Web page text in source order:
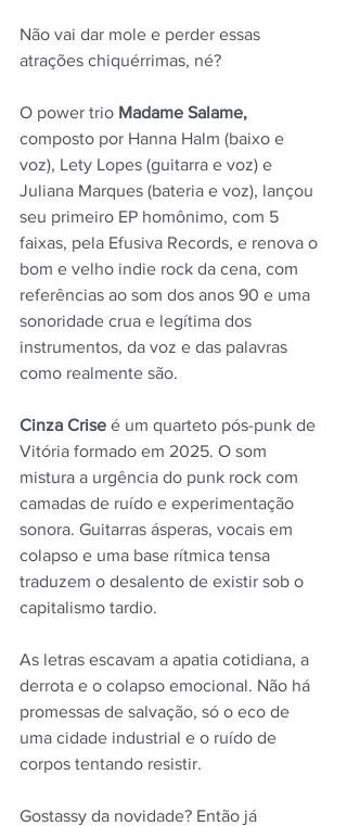
Não vai dar mole e perder essas
atrações chiquérrimas, né?
O power trio Madame Salame,
composto por Hanna Halm (baixo e
voz), Lety Lopes (guitarra e voz) e
Juliana Marques (bateria e voz), lançou
seu primeiro EP homônimo, com 5
faixas, pela Efusiva Records, e renova o
bom e velho indie rock da cena, com
referências ao som dos anos 90 e uma
sonoridade crua e legítima dos
instrumentos, da voz e das palavras
como realmente são.
Cinza Crise é um quarteto pós-punk de
Vitória formado em 2025. O som
mistura a urgência do punk rock com
camadas de ruído e experimentação
sonora. Guitarras ásperas, vocais em
colapso e uma base rítmica tensa
traduzem o desalento de existir sob o
capitalismo tardio.
As letras escavam a apatia cotidiana, a
derrota e o colapso emocional. Não há
promessas de salvação, só o eco de
uma cidade industrial e o ruído de
corpos tentando resistir.
Gostassy da novidade? Então já